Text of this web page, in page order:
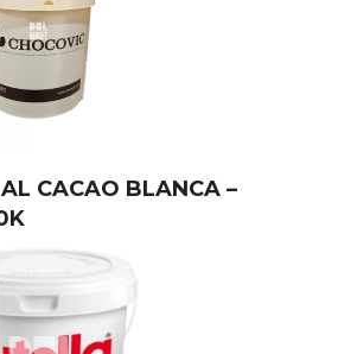
CACAO BLANCA –